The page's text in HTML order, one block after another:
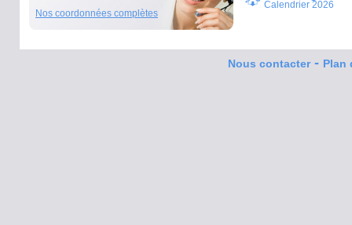
Nos coordonnées complètes
Calendrier 2026
Nous contacter- Plan